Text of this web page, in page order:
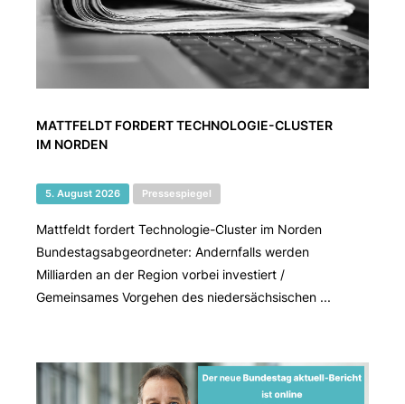
MATTFELDT FORDERT TECHNOLOGIE-CLUSTER
IM NORDEN
5. August 2026 Pressespiegel
Mattfeldt fordert Technologie-Cluster im Norden
Bundestagsabgeordneter: Andernfalls werden
Milliarden an der Region vorbei investiert /
Gemeinsames Vorgehen des niedersächsischen ...